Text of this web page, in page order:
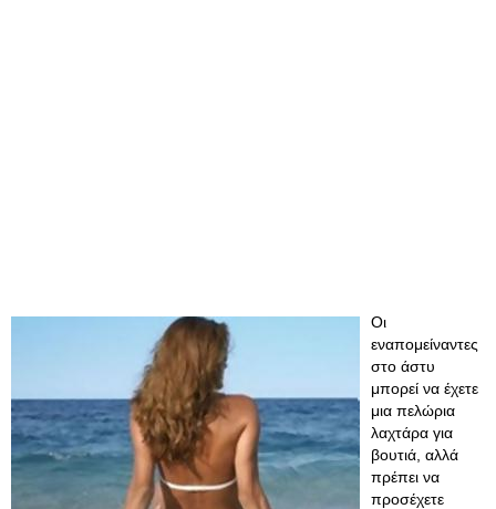
Οι
εναπομείναντες
στο άστυ
μπορεί να έχετε
μια πελώρια
λαχτάρα για
βουτιά, αλλά
πρέπει να
προσέχετε